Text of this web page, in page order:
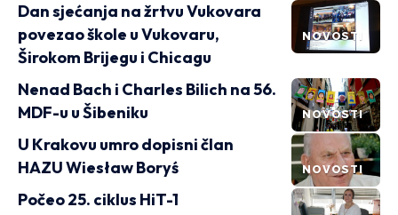
NOVOSTI
Dan sjećanja na žrtvu Vukovara
povezao škole u Vukovaru,
Širokom Brijegu i Chicagu
NOVOSTI
Nenad Bach i Charles Bilich na 56.
MDF-u u Šibeniku
NOVOSTI
U Krakovu umro dopisni član
HAZU Wiesław Boryś
Počeo 25. ciklus HiT-1